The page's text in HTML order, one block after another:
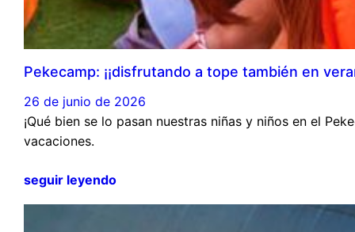
Pekecamp: ¡¡disfrutando a tope también en
26 de junio de 2026
¡Qué bien se lo pasan nuestras niñas y niños en el
vacaciones.
seguir leyendo